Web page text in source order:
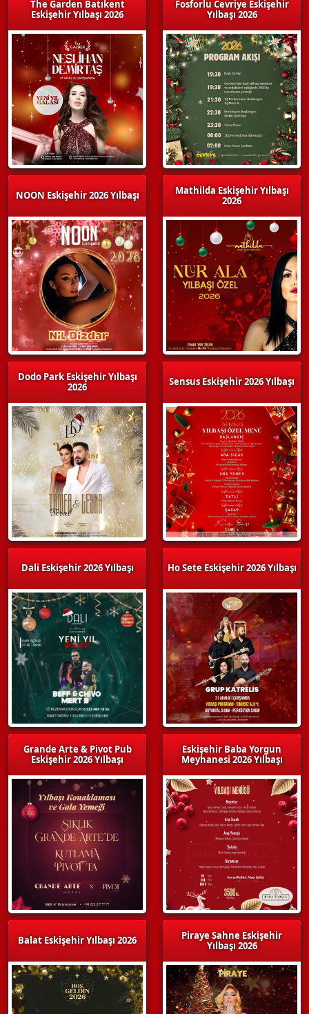
The Garden Batıkent
Eskişehir Yılbaşı 2026
NOON Eskişehir 2026 Yılbaşı
Dodo Park Eskişehir Yılbaşı
2026
Dali Eskişehir 2026 Yılbaşı
Grande Arte & Pivot Pub
Eskişehir 2026 Yılbaşı
Balat Eskişehir Yılbaşı 2026
Fosforlu Cevriye Eskişehir
Yılbaşı 2026
Mathilda Eskişehir Yılbaşı
2026
Sensus Eskişehir 2026 Yılbaşı
Ho Sete Eskişehir 2026 Yılbaşı
Eskişehir Baba Yorgun
Meyhanesi 2026 Yılbaşı
Piraye Sahne Eskişehir
Yılbaşı 2026